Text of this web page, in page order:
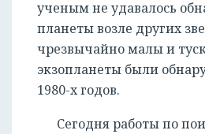
ученым не удавалось
планеты возле других
чрезвычайно малы и
экзопланеты были
1980-х годов.
Сегодня работы по